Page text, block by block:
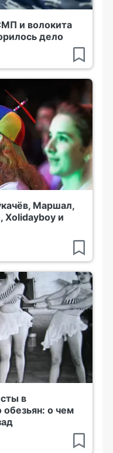
и волокита
дело
Маршал,
Xolidayboy и
в
обезьян: о чем